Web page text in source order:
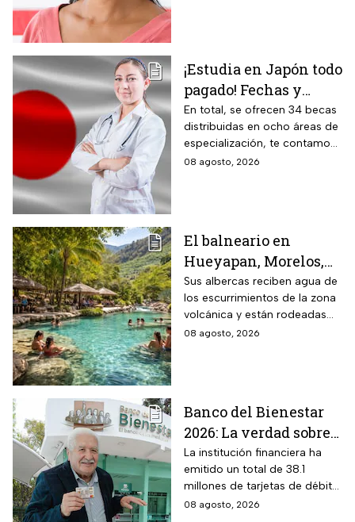
¡Estudia en Japón todo
pagado! Fechas y
requisitos de la
convocatoria para
becas de estancias en
2026
En total, se ofrecen 34 becas
distribuidas en ocho áreas de
especialización, te contamos
todos los detalles.
08 agosto, 2026
El balneario en
Hueyapan, Morelos,
que combina albercas
cristalinas con la
naturaleza del volcán
Popocatépetl y cuesta
Sus albercas reciben agua de
los escurrimientos de la zona
volcánica y están rodeadas
de vegetación, áreas verdes y
08 agosto, 2026
Banco del Bienestar
2026: La verdad sobre
entrar a Buró de
Crédito por tenerla
La institución financiera ha
emitido un total de 38.1
millones de tarjetas de débito
para la dispersión de los
08 agosto, 2026